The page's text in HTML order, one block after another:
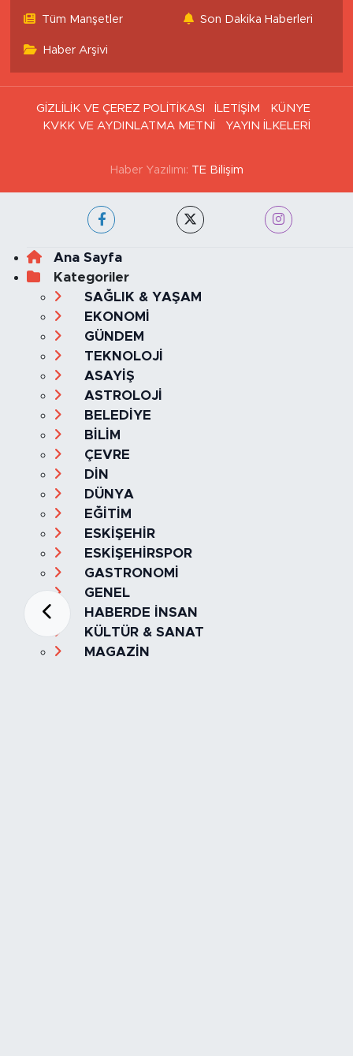
Tüm Manşetler Son Dakika Haberleri
Haber Arşivi
GİZLİLİK VE ÇEREZ POLİTİKASI İLETİŞİM
KÜNYE
KVKK VE AYDINLATMA METNİ
YAYIN İLKELERİ
Haber Yazılımı: TE Bilişim
Ana Sayfa
Kategoriler
SAĞLIK & YAŞAM
EKONOMİ
GÜNDEM
TEKNOLOJİ
ASAYİŞ
ASTROLOJİ
BELEDİYE
BİLİM
ÇEVRE
DİN
DÜNYA
EĞİTİM
ESKİŞEHİR
ESKİŞEHİRSPOR
GASTRONOMİ
GENEL
HABERDE İNSAN
KÜLTÜR & SANAT
MAGAZİN